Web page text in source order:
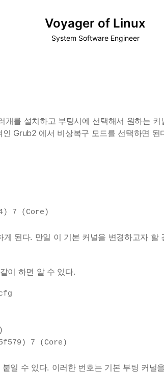
Voyager of Linux
System Software Engineer
를 설치하고 부팅시에 선택해서 원하는 커
Grub2 에서 비상복구 모드를 선택하면 된
7 (Core)
된다. 만일 이 기본 커널을 변경하고자 할
이 하면 알 수 있다.
7 (Core)
일 수 있다. 이러한 번호는 기본 부팅 커널